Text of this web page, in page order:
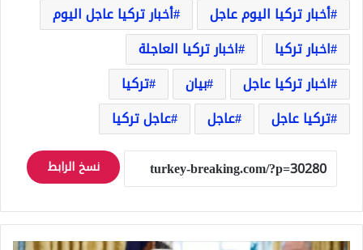
أخبار تركيا اليوم عاجل
أخبار تركيا عاجل اليوم
اخبار تركيا
اخبار تركيا العاجلة
اخبار تركيا عاجل
بيان
تركيا
تركيا عاجل
عاجل عاجل تركيا
نسخ الرابط